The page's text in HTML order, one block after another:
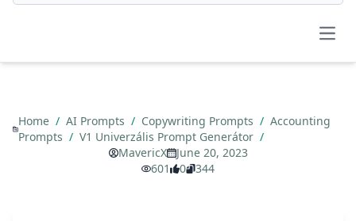
Home / AI Prompts / Copywriting Prompts / Accounting
Prompts / V1 Univerzális Prompt Generátor /
MavericX
June 20, 2023
601
0 344